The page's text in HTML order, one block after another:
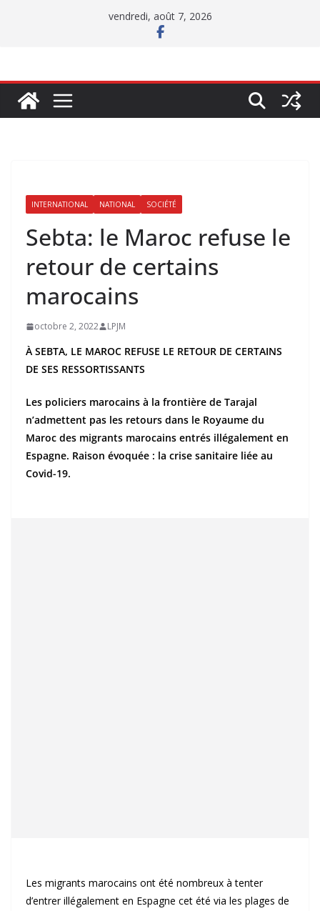
vendredi, août 7, 2026
INTERNATIONAL NATIONAL SOCIÉTÉ
Sebta: le Maroc refuse le
retour de certains
marocains
octobre 2, 2022 LPJM
À SEBTA, LE MAROC REFUSE LE RETOUR DE CERTAINS
DE SES RESSORTISSANTS
Les policiers marocains à la frontière de Tarajal
n’admettent pas les retours dans le Royaume du
Maroc des migrants marocains entrés illégalement en
Espagne. Raison évoquée : la crise sanitaire liée au
Covid-19.
Les migrants marocains ont été nombreux à tenter
d’entrer illégalement en Espagne cet été via les plages de